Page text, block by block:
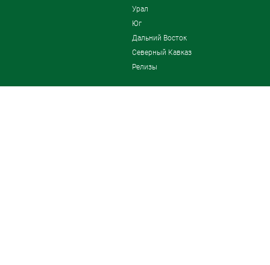
Урал
Юг
Дальний Восток
Северный Кавказ
Релизы